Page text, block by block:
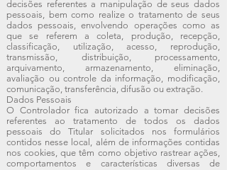
decisões referentes a manipulação de seus dados
pessoais, bem como realize o tratamento de seus
dados pessoais, envolvendo operações como as
que se referem a coleta, produção, recepção,
classificação, utilização, acesso, reprodução,
transmissão, distribuição, processamento,
arquivamento, armazenamento, eliminação,
avaliação ou controle da informação, modificação,
comunicação, transferência, difusão ou extração.
Dados Pessoais
O Controlador fica autorizado a tomar decisões
referentes ao tratamento de todos os dados
pessoais do Titular solicitados nos formulários
contidos nesse local, além de informações contidas
nos cookies, que têm como objetivo rastrear ações,
comportamentos e características diversas de